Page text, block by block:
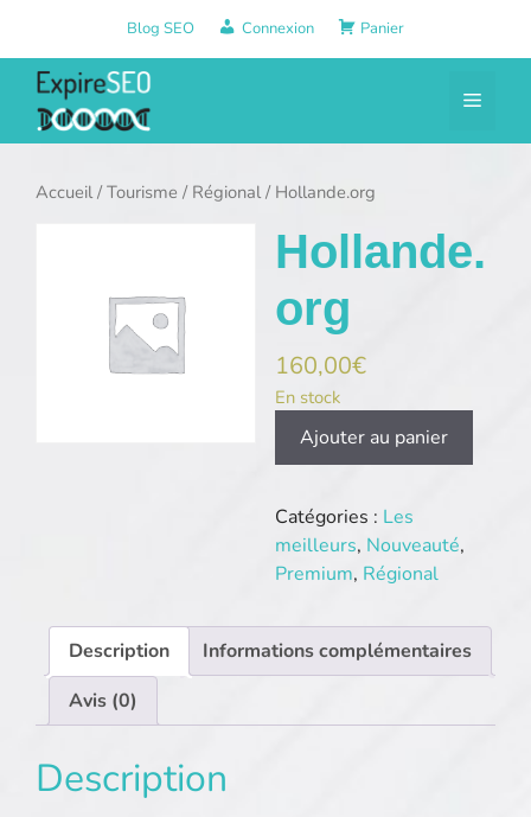
contenu
Blog SEO Connexion Panier
Menu
Accueil/Tourisme / Régional/ Hollande.org
Hollande.
org
160,00€
En stock
quantité
Ajouter au panier
Catégories : Les
meilleurs, Nouveauté,
Premium, Régional
Description
Informations complémentaires
Avis (0)
Description